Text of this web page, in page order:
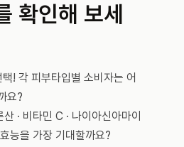
확인해 보세
! 각 피부타입별 소비자는 어
요?
산 · 비타민 C · 나이아신아마이
능을 가장 기대할까요?